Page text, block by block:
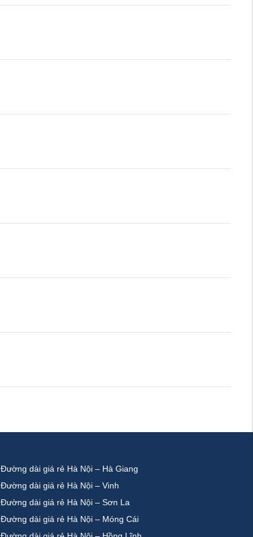
Đường dài giá rẻ Hà Nội – Hà Giang
Đường dài giá rẻ Hà Nội – Vinh
Đường dài giá rẻ Hà Nội – Sơn La
Đường dài giá rẻ Hà Nội – Móng Cái